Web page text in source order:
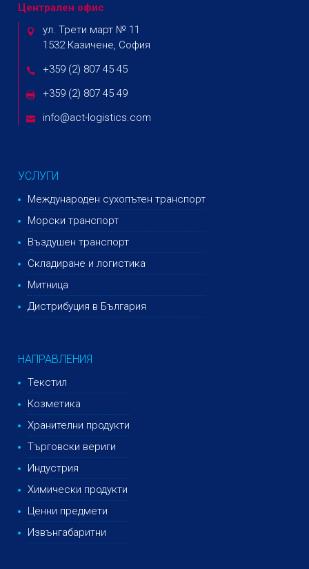
Централен офис
ул. Трети март № 11
1532 Казичене, София
+359 (2) 807 45 45
+359 (2) 807 45 49
info@act-logistics.com
УСЛУГИ
Международен сухопътен транспорт
Морски транспорт
Въздушен транспорт
Складиране и логистика
Митница
Дистрибуция в България
НАПРАВЛЕНИЯ
Текстил
Козметика
Хранителни продукти
Търговски вериги
Индустрия
Химически продукти
Ценни предмети
Извънгабаритни